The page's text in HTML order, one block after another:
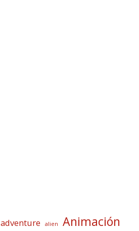
adventure alien Animación